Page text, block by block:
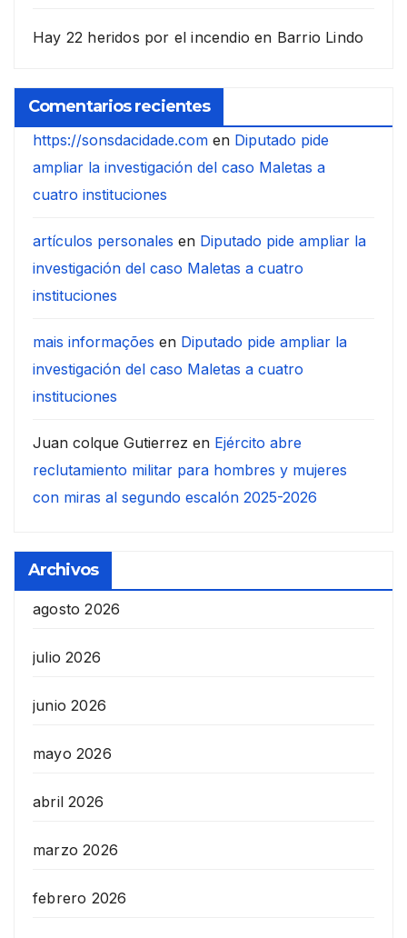
Hay 22 heridos por el incendio en Barrio Lindo
Comentarios recientes
https://sonsdacidade.com en Diputado pide
ampliar la investigación del caso Maletas a
cuatro instituciones
artículos personales en Diputado pide ampliar la
investigación del caso Maletas a cuatro
instituciones
mais informações en Diputado pide ampliar la
investigación del caso Maletas a cuatro
instituciones
Juan colque Gutierrez en Ejército abre
reclutamiento militar para hombres y mujeres
con miras al segundo escalón 2025-2026
Archivos
agosto 2026
julio 2026
junio 2026
mayo 2026
abril 2026
marzo 2026
febrero 2026